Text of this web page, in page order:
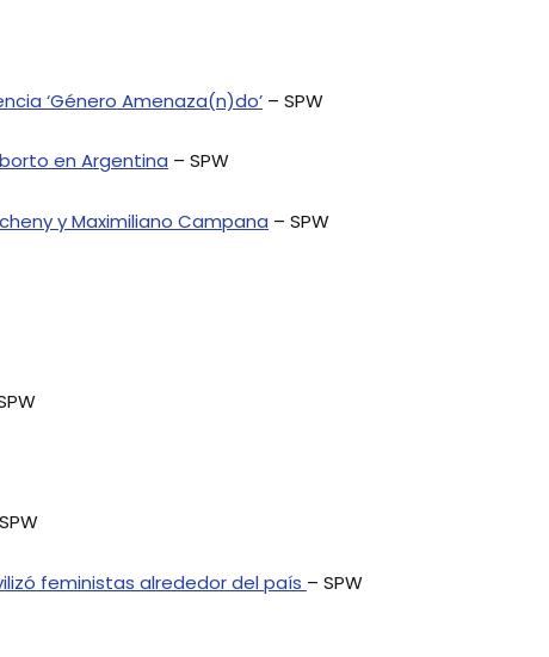
‘Género Amenaza(n)do’ – SPW
en Argentina – SPW
y Maximiliano Campana – SPW
feministas alrededor del país – SPW